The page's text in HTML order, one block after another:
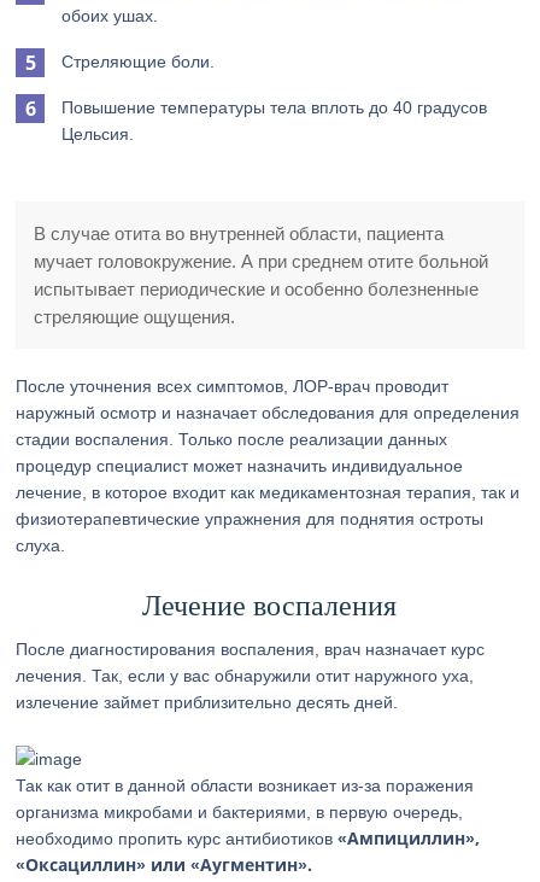
обоих ушах.
Стреляющие боли.
Повышение температуры тела вплоть до 40 градусов
Цельсия.
В случае отита во внутренней области, пациента
мучает головокружение. А при среднем отите больной
испытывает периодические и особенно болезненные
стреляющие ощущения.
После уточнения всех симптомов, ЛОР-врач проводит
наружный осмотр и назначает обследования для определения
стадии воспаления. Только после реализации данных
процедур специалист может назначить индивидуальное
лечение, в которое входит как медикаментозная терапия, так и
физиотерапевтические упражнения для поднятия остроты
слуха.
Лечение воспаления
После диагностирования воспаления, врач назначает курс
лечения. Так, если у вас обнаружили отит наружного уха,
излечение займет приблизительно десять дней.
Так как отит в данной области возникает из-за поражения
организма микробами и бактериями, в первую очередь,
необходимо пропить курс антибиотиков«Ампициллин»,
«Оксациллин» или «Аугментин».